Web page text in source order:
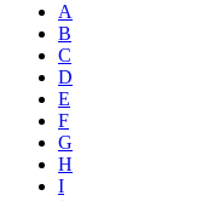
A
B
C
D
E
F
G
H
I